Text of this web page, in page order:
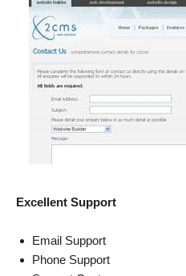
Excellent Support
Email Support
Phone Support